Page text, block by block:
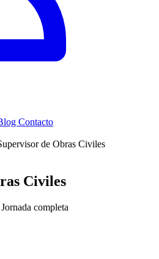
Contacto
de Obras Civiles
Civiles
Jornada completa